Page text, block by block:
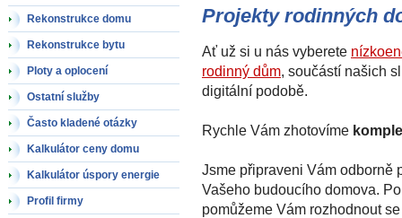
Projekty rodinných
Ať už si u nás vyberete
rodinný dům, součástí našich
digitální podobě.
Rychle Vám zhotovíme
Jsme připraveni Vám odborně
Vašeho budoucího domova.
pomůžeme Vám rozhodnout
Rekonstrukce domu
Rekonstrukce bytu
Ploty a oplocení
Ostatní služby
Často kladené otázky
Kalkulátor ceny domu
Kalkulátor úspory energie
Profil firmy